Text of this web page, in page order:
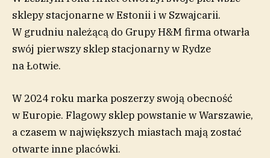
sklepy stacjonarne w Estonii i w Szwajcarii.
W grudniu należącą do Grupy H&M firma otwarła
swój pierwszy sklep stacjonarny w Rydze
na Łotwie.
W 2024 roku marka poszerzy swoją obecność
w Europie. Flagowy sklep powstanie w Warszawie,
a czasem w największych miastach mają zostać
otwarte inne placówki.